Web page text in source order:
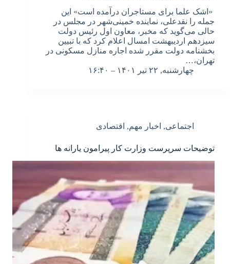
«اشک علما برای مستاجران درآمده است» این
جمله را نقدعلی، نماینده خمینی‌شهر در مجلس در
حالی می‌گوید که مخبر، معاون اول رئیس‌ دولت
سیزدهم اردیبهشت امسال اعلام کرد که با تبیین
بخشنامه دولت مقرر شده اجاره منازل مسکونی در
تهران،…
چهارشنبه, ۲۲ تیر ۱۴۰۱ – ۱۶:۴۰
اجتماعی, اخبار مهم, اقتصادی
توضیحات سرپرست وزارت کار پیرامون یارانه ها